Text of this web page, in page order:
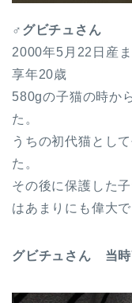
♂グビチュさん
2000年5月22日産
享年20歳
580gの子猫の時か
た。
うちの初代猫とし
た。
その後に保護した
はあまりにも偉大で
グビチュさん 当